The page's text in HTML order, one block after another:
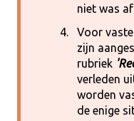
niet was
Voor vaste
zijn
rubriek
verleden
worden
de enige